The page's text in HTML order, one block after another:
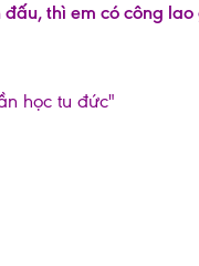
thì em có công
học tu đức"